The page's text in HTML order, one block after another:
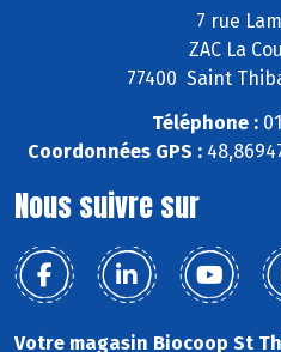
7 rue
ZAC La
77400 Saint
Téléphone :
Coordonnées GPS :
Nous suivre sur
Votre magasin Biocoop St